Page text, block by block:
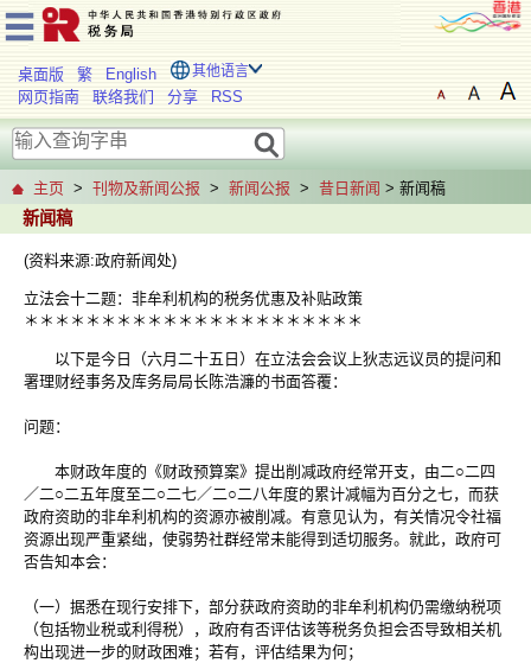
桌面版 繁 English 其他语言
网页指南 联络我们 分享 RSS
主页 > 刊物及新闻公报 > 新闻公报 > 昔日新闻 > 新闻稿
新闻稿
(资料来源:政府新闻处)
立法会十二题：非牟利机构的税务优惠及补贴政策
＊＊＊＊＊＊＊＊＊＊＊＊＊＊＊＊＊＊＊＊＊＊
以下是今日（六月二十五日）在立法会会议上狄志远议员的提问和
署理财经事务及库务局局长陈浩濂的书面答覆：
问题：
本财政年度的《财政预算案》提出削减政府经常开支，由二○二四
／二○二五年度至二○二七／二○二八年度的累计减幅为百分之七，而获
政府资助的非牟利机构的资源亦被削减。有意见认为，有关情况令社福
资源出现严重紧绌，使弱势社群经常未能得到适切服务。就此，政府可
否告知本会：
（一）据悉在现行安排下，部分获政府资助的非牟利机构仍需缴纳税项
（包括物业税或利得税），政府有否评估该等税务负担会否导致相关机
构出现进一步的财政困难；若有，评估结果为何；